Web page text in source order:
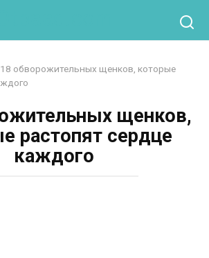
18 обворожительных щенков, которые
щенков,
растопят сердце
каждого